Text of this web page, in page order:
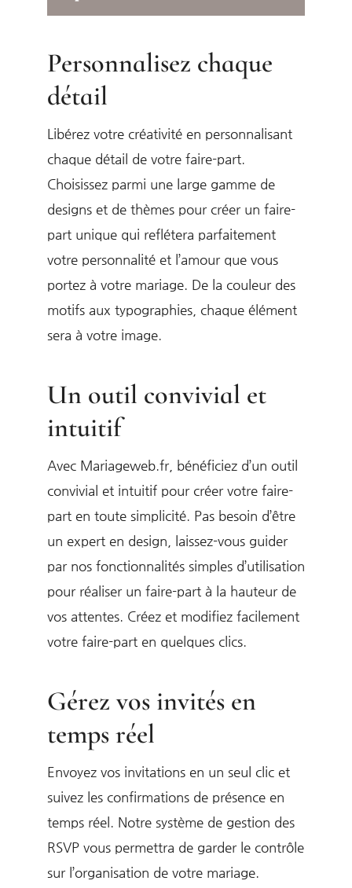
Personnalisez chaque
détail
Libérez votre créativité en personnalisant
chaque détail de votre faire-part.
Choisissez parmi une large gamme de
designs et de thèmes pour créer un faire-
part unique qui reflétera parfaitement
votre personnalité et l’amour que vous
portez à votre mariage. De la couleur des
motifs aux typographies, chaque élément
sera à votre image.
Un outil convivial et
intuitif
Avec Mariageweb.fr, bénéficiez d’un outil
convivial et intuitif pour créer votre faire-
part en toute simplicité. Pas besoin d’être
un expert en design, laissez-vous guider
par nos fonctionnalités simples d’utilisation
pour réaliser un faire-part à la hauteur de
vos attentes. Créez et modifiez facilement
votre faire-part en quelques clics.
Gérez vos invités en
temps réel
Envoyez vos invitations en un seul clic et
suivez les confirmations de présence en
temps réel. Notre système de gestion des
RSVP vous permettra de garder le contrôle
sur l’organisation de votre mariage.